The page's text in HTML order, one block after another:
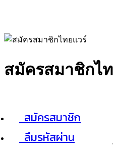
สมัครสมาชิกไ
สมัครสมาชิก
ลืมรหัสผ่าน